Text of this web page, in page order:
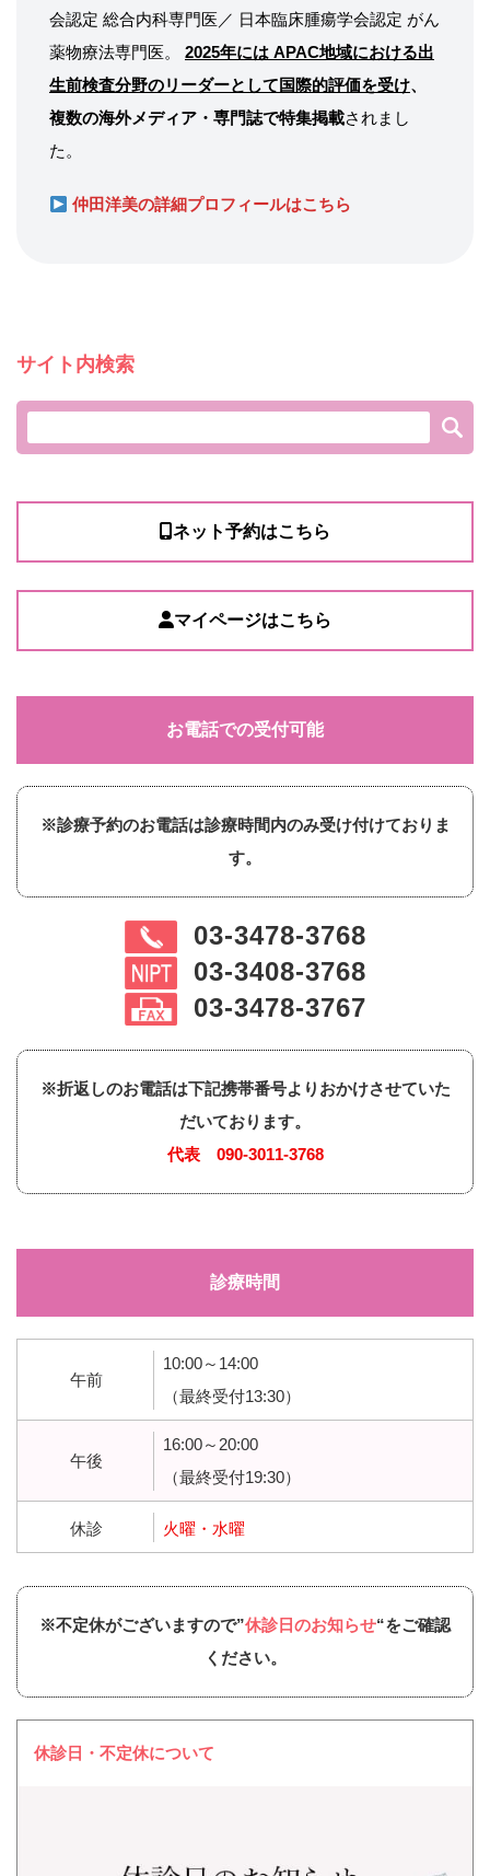
会認定 総合内科専門医／ 日本臨床腫瘍学会認定 がん
薬物療法専門医。 2025年には APAC地域における出
生前検査分野のリーダーとして国際的評価を受け、
複数の海外メディア・専門誌で特集掲載されまし
た。
仲田洋美の詳細プロフィールはこちら
サイト内検索
ネット予約はこちら
マイページはこちら
お電話での受付可能
※診療予約のお電話は診療時間内のみ受け付けておりま
す。
03-3478-3768
03-3408-3768
03-3478-3767
※折返しのお電話は下記携帯番号よりおかけさせていた
だいております。
代表 090-3011-3768
診療時間
午前
10:00～14:00
（最終受付13:30）
午後
16:00～20:00
（最終受付19:30）
休診 火曜・水曜
※不定休がございますので”休診日のお知らせ“をご確認
ください。
休診日・不定休について